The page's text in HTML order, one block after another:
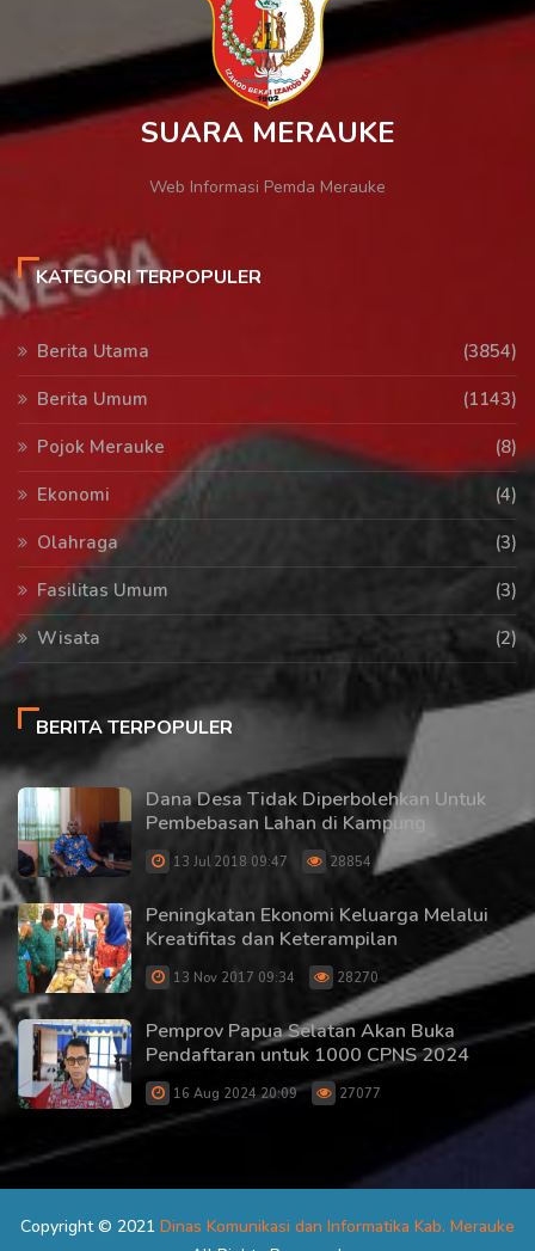
SUARA MERAUKE
Web Informasi Pemda Merauke
KATEGORI TERPOPULER
Berita Utama
(3854)
Berita Umum
(1143)
Pojok Merauke
(8)
Ekonomi
(4)
Olahraga
(3)
Fasilitas Umum
(3)
Wisata
(2)
BERITA TERPOPULER
Dana Desa Tidak Diperbolehkan Untuk
Pembebasan Lahan di Kampung
13 Jul 2018 09:47 28854
Peningkatan Ekonomi Keluarga Melalui
Kreatifitas dan Keterampilan
13 Nov 2017 09:34 28270
Pemprov Papua Selatan Akan Buka
Pendaftaran untuk 1000 CPNS 2024
16 Aug 2024 20:09 27077
Copyright © 2021 Dinas Komunikasi dan Informatika Kab. Merauke